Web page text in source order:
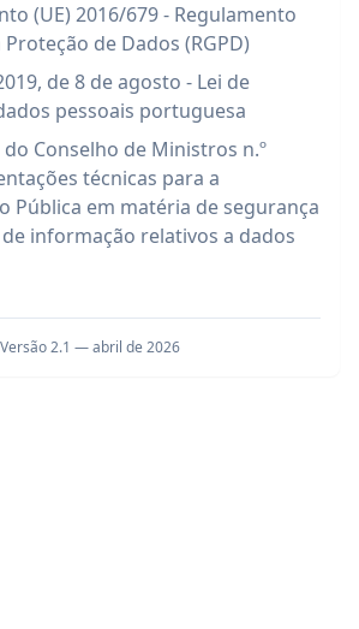
(UE) 2016/679 - Regulamento
de Dados (RGPD)
de 8 de agosto - Lei de
pessoais portuguesa
do Conselho de Ministros n.º
técnicas para a
Pública em matéria de segurança
informação relativos a dados
Versão 2.1 — abril de 2026